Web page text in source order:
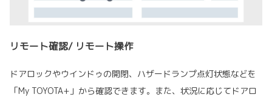
リモート確認/ リモート操作
ドアロックやウインドゥの開閉、ハザードランプ点灯状態などを
「My TOYOTA+」から確認できます。また、状況に応じてドアロ